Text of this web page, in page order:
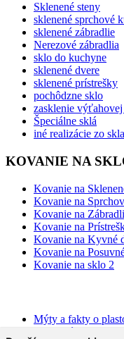
Sklenené steny
sklenené sprchové
sklenené zábradlie
Nerezové zábradlia
sklo do kuchyne
sklenené dvere
sklenené prístrešky
pochôdzne sklo
zasklenie výťahovej
Špeciálne sklá
iné realizácie zo skla
KOVANIE NA
Kovanie na
Kovanie na
Kovanie na
Kovanie na
Kovanie na Kyvné
Kovanie na
Kovanie na sklo 2
Mýty a fakty o
Moderné